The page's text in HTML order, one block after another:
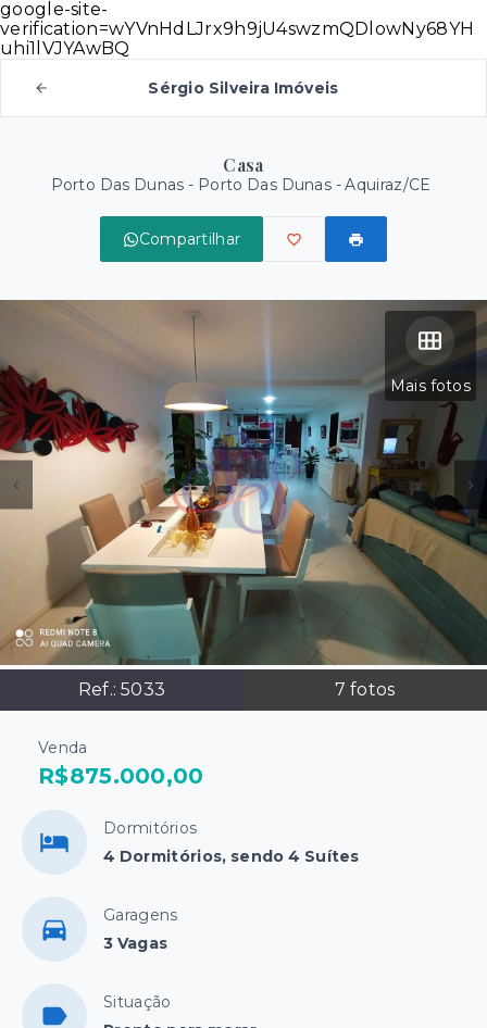
google-site-
verification=wYVnHdLJrx9h9jU4swzmQDlowNy68YH
uhi1lVJYAwBQ
Sérgio Silveira Imóveis
Casa
Porto Das Dunas - Porto Das Dunas - Aquiraz/CE
Compartilhar
Mais fotos
Ref.: 5033 7 fotos
Venda
R$875.000,00
Dormitórios
4 Dormitórios, sendo 4 Suítes
Garagens
3 Vagas
Situação